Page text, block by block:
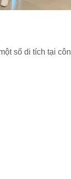
số di tích tại